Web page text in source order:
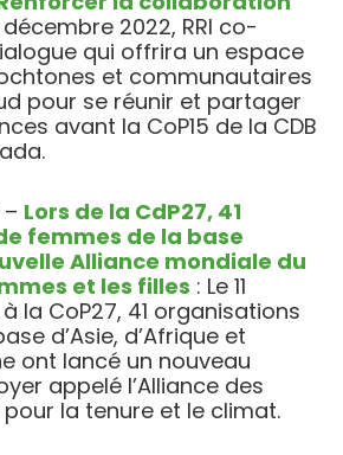
décembre 2022, RRI co-
qui offrira un espace
et communautaires
pour se réunir et partager
avant la CoP15 de la CDB
Lors de la CdP27, 41
femmes de la base
Alliance mondiale du
et les filles : Le 11
la CoP27, 41 organisations
d’Asie, d’Afrique et
ont lancé un nouveau
appelé l’Alliance des
la tenure et le climat.